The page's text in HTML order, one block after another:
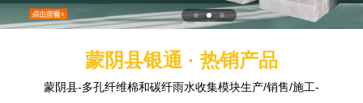
蒙阴县银通 · 热销产品
蒙阴县-多孔纤维棉和碳纤雨水收集模块生产/销售/施工-